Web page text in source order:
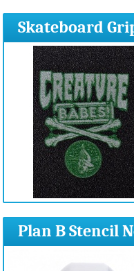
Skateboard
Playing Cards
Plan B Stencil